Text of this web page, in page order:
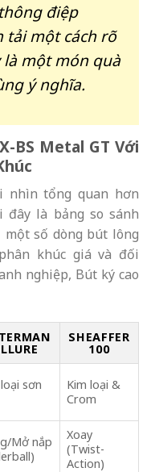
điệp
một cách rõ
một món quà
ý nghĩa.
BS Metal GT Với
nhìn tổng quan hơn
là bảng so sánh
một số dòng bút lông
khúc giá và đối
nghiệp, Bút ký cao
SHEAFFER
100
sơn
Kim loại &
Crom
Mở nắp
Xoay
(Twist-
Action)